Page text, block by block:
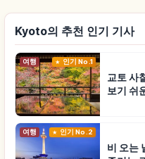
Kyoto의 추천 인기 기사
여행 인기 No.1
교토 사
보기 쉬
여행 인기 No.2
비 오는